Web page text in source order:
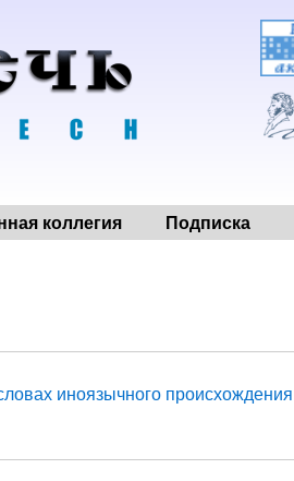
коллегия Подписка
иноязычного происхождения